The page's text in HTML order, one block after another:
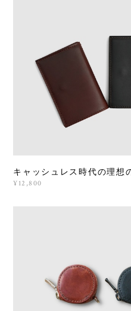
キャッシュレス時代の理想
¥12,800